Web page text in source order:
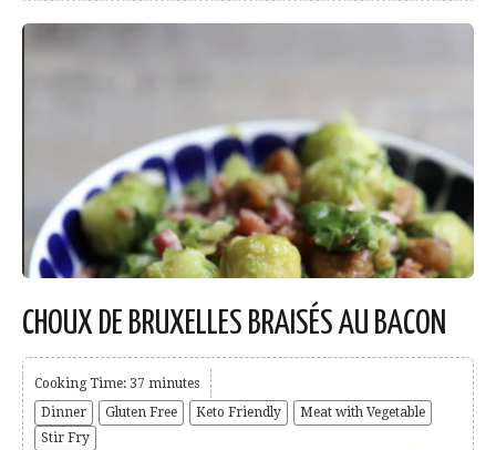
CHOUX DE BRUXELLES BRAISÉS AU BACON
Cooking Time: 37 minutes
Dinner
Gluten Free Keto Friendly
Meat with Vegetable
Stir Fry